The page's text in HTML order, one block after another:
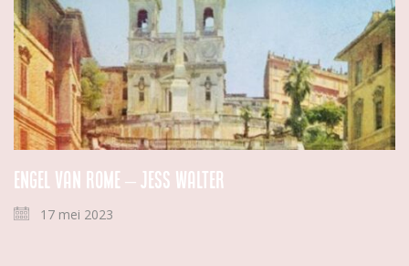
Engel van Rome – Jess Walter
17 mei 2023